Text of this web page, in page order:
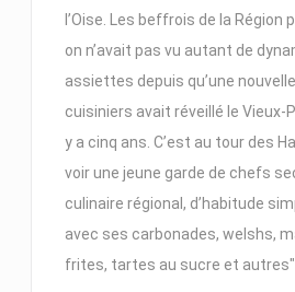
l’Oise. Les beffrois de la Région
on n’avait pas vu autant de
assiettes depuis qu’une
cuisiniers avait réveillé le Vieux-
y a cinq ans. C’est au tour des
voir une jeune garde de chefs
culinaire régional, d’habitude
avec ses carbonades, welshs,
frites, tartes au sucre et